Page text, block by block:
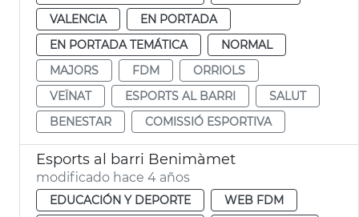
VALENCIA
EN PORTADA
EN PORTADA TEMÁTICA
NORMAL
MAJORS
FDM
ORRIOLS
VEÏNAT
ESPORTS AL BARRI
SALUT
BENESTAR
COMISSIÓ ESPORTIVA
Esports al barri Benimàmet
modificado hace 4 años
EDUCACIÓN Y DEPORTE
WEB FDM